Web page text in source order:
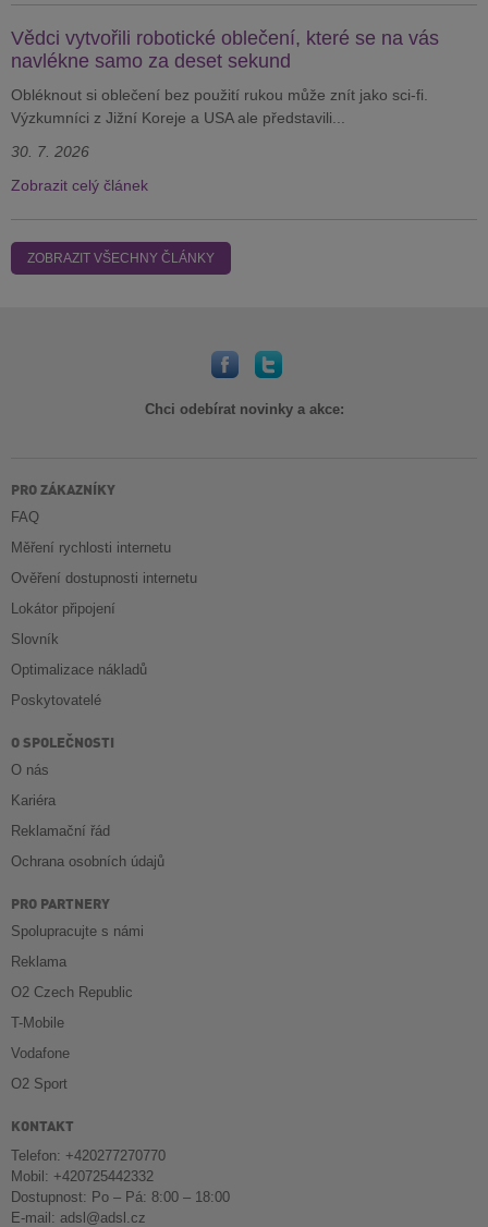
Vědci vytvořili robotické oblečení, které se na vás
navlékne samo za deset sekund
Obléknout si oblečení bez použití rukou může znít jako sci-fi.
Výzkumníci z Jižní Koreje a USA ale představili...
30. 7. 2026
Zobrazit celý článek
ZOBRAZIT VŠECHNY ČLÁNKY
Chci odebírat novinky a akce:
PRO ZÁKAZNÍKY
FAQ
Měření rychlosti internetu
Ověření dostupnosti internetu
Lokátor připojení
Slovník
Optimalizace nákladů
Poskytovatelé
O SPOLEČNOSTI
O nás
Kariéra
Reklamační řád
Ochrana osobních údajů
PRO PARTNERY
Spolupracujte s námi
Reklama
O2 Czech Republic
T-Mobile
Vodafone
O2 Sport
KONTAKT
Telefon: +420277270770
Mobil: +420725442332
Dostupnost: Po – Pá: 8:00 – 18:00
E-mail: adsl@adsl.cz